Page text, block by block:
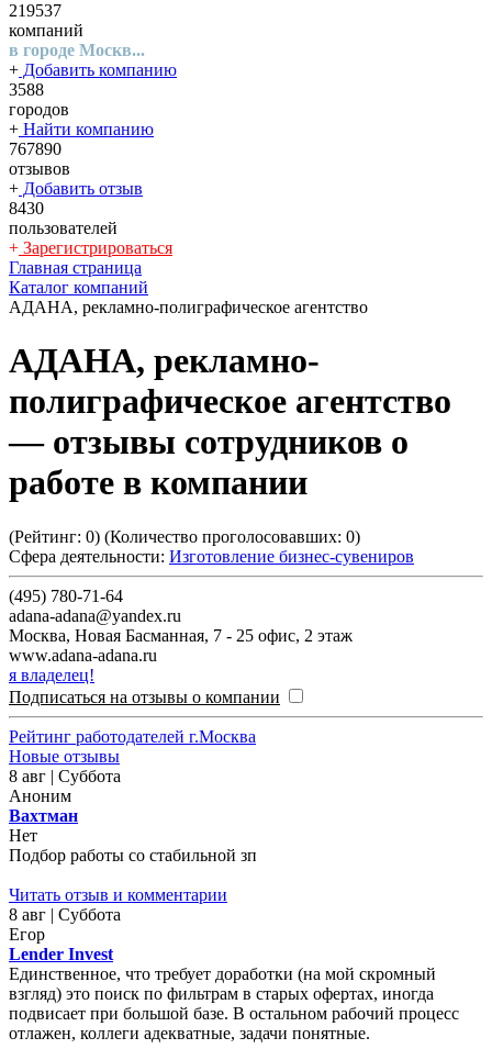
219537
компаний
в городе Москв...
+ Добавить компанию
3588
городов
+ Найти компанию
767890
отзывов
+ Добавить отзыв
8430
пользователей
+ Зарегистрироваться
Главная страница
Каталог компаний
АДАНА, рекламно-полиграфическое агентство
АДАНА, рекламно-
полиграфическое агентство
— отзывы сотрудников о
работе в компании
(Рейтинг: 0) (Количество проголосовавших: 0)
Сфера деятельности: Изготовление бизнес-сувениров
(495) 780-71-64
adana-adana@yandex.ru
Москва, Новая Басманная, 7 - 25 офис, 2 этаж
www.adana-adana.ru
я владелец!
Подписаться на отзывы о компании
Рейтинг работодателей г.Москва
Новые отзывы
8 авг | Суббота
Аноним
Вахтман
Нет
Подбор работы со стабильной зп
Читать отзыв и комментарии
8 авг | Суббота
Егор
Lender Invest
Единственное, что требует доработки (на мой скромный
взгляд) это поиск по фильтрам в старых офертах, иногда
подвисает при большой базе. В остальном рабочий процесс
отлажен, коллеги адекватные, задачи понятные.